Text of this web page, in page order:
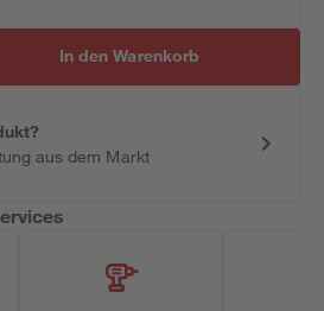
In den Warenkorb
aus dem Markt